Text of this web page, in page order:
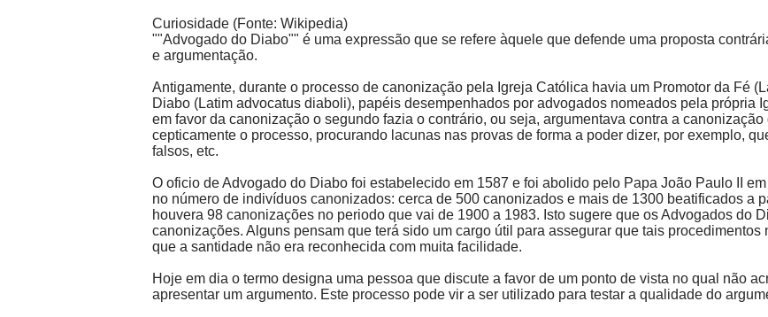
Curiosidade (Fonte: Wikipedia)
""Advogado do Diabo"" é uma expressão que se refere àquele que defende uma proposta
e argumentação.
Antigamente, durante o processo de canonização pela Igreja Católica havia um Promotor da Fé
Diabo (Latim advocatus diaboli), papéis desempenhados por advogados nomeados pela própria
em favor da canonização o segundo fazia o contrário, ou seja, argumentava contra a
cepticamente o processo, procurando lacunas nas provas de forma a poder dizer, por exemplo,
falsos, etc.
O oficio de Advogado do Diabo foi estabelecido em 1587 e foi abolido pelo Papa João Paulo II
no número de indivíduos canonizados: cerca de 500 canonizados e mais de 1300 beatificados a
houvera 98 canonizações no periodo que vai de 1900 a 1983. Isto sugere que os Advogados do
canonizações. Alguns pensam que terá sido um cargo útil para assegurar que tais
que a santidade não era reconhecida com muita facilidade.
Hoje em dia o termo designa uma pessoa que discute a favor de um ponto de vista no qual não
apresentar um argumento. Este processo pode vir a ser utilizado para testar a qualidade do